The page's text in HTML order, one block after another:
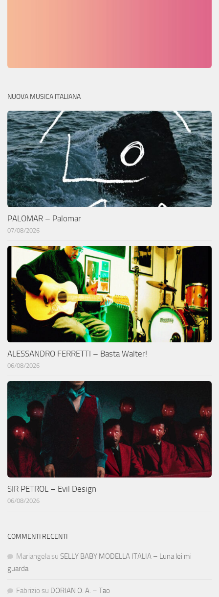
NUOVA MUSICA ITALIANA
PALOMAR – Palomar
07/08/2026
ALESSANDRO FERRETTI – Basta Walter!
06/08/2026
SIR PETROL – Evil Design
06/08/2026
COMMENTI RECENTI
Mariangela su SELLY BABY MODELLA ITALIA – Luna lei mi
guarda
Fabrizio su DORIAN O. A. – Tao